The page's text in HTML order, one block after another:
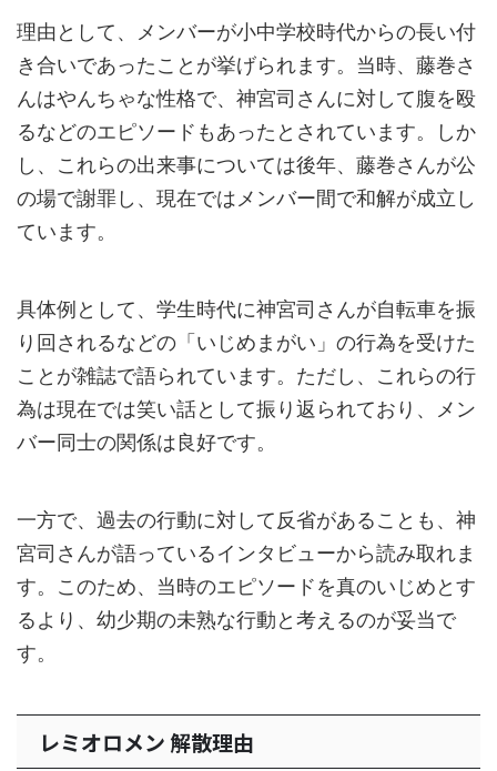
理由として、メンバーが小中学校時代からの長い付
き合いであったことが挙げられます。当時、藤巻さ
んはやんちゃな性格で、神宮司さんに対して腹を殴
るなどのエピソードもあったとされています。しか
し、これらの出来事については後年、藤巻さんが公
の場で謝罪し、現在ではメンバー間で和解が成立し
ています。
具体例として、学生時代に神宮司さんが自転車を振
り回されるなどの「いじめまがい」の行為を受けた
ことが雑誌で語られています。ただし、これらの行
為は現在では笑い話として振り返られており、メン
バー同士の関係は良好です。
一方で、過去の行動に対して反省があることも、神
宮司さんが語っているインタビューから読み取れま
す。このため、当時のエピソードを真のいじめとす
るより、幼少期の未熟な行動と考えるのが妥当で
す。
レミオロメン 解散理由